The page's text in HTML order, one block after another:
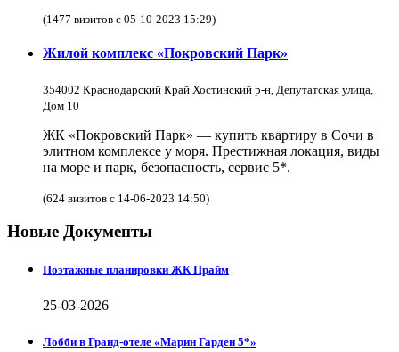
(1477 визитов с 05-10-2023 15:29)
Жилой комплекс «Покровский Парк»
354002 Краснодарский Край Хостинский р-н, Депутатская улица,
Дом 10
ЖК «Покровский Парк» — купить квартиру в Сочи в
элитном комплексе у моря. Престижная локация, виды
на море и парк, безопасность, сервис 5*.
(624 визитов с 14-06-2023 14:50)
Новые Документы
Поэтажные планировки ЖК Прайм
25-03-2026
Лобби в Гранд-отеле «Марин Гарден 5*»